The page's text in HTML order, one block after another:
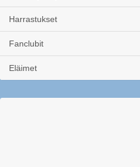
Harrastukset
Fanclubit
Eläimet